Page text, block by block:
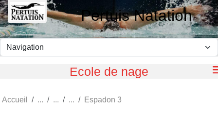
Pertuis Natation
Ecole de nage
Accueil Espadon 3
Panneau de gestion des cookies